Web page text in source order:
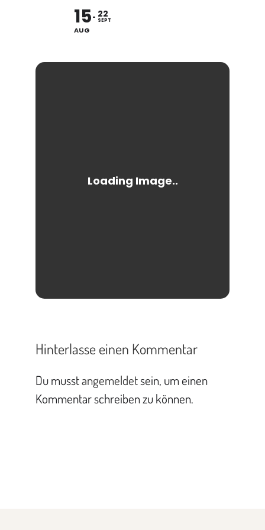
15
AUG
22
SEPT
Hinterlasse einen Kommentar
Du musstangemeldetsein, um einen
Kommentar schreiben zu können.